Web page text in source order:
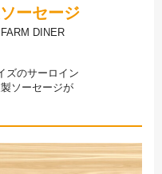
ーセージ
DINER
ズのサーロイン
ソーセージが